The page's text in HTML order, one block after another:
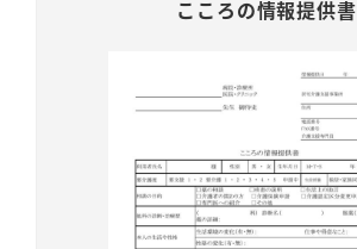
こころの情報提供書